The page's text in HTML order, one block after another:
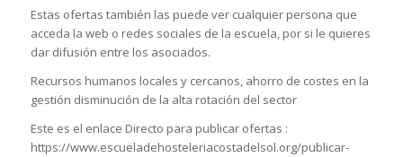
Estas ofertas también las puede ver cualquier persona que
acceda la web o redes sociales de la escuela, por si le quieres
dar difusión entre los asociados.
Recursos humanos locales y cercanos, ahorro de costes en la
gestión disminución de la alta rotación del sector
Este es el enlace Directo para publicar ofertas :
https://www.escueladehosteleriacostadelsol.org/publicar-